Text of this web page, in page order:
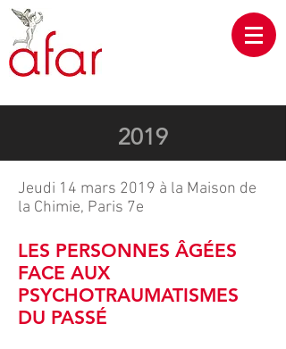
2019
Jeudi 14 mars 2019 à la Maison de
la Chimie, Paris 7e
LES PERSONNES ÂGÉES
FACE AUX
PSYCHOTRAUMATISMES
DU PASSÉ